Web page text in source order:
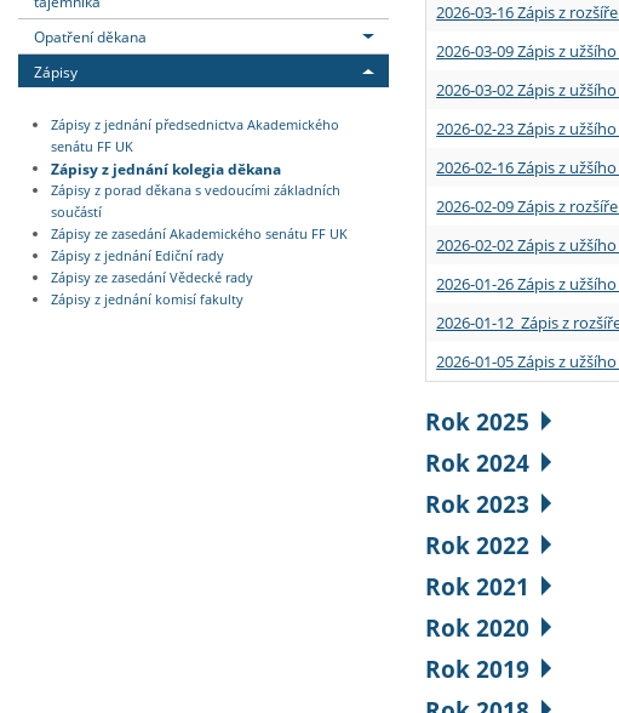
Opatření děkana
Zápisy
Zápisy z jednání předsednictva Akademického
senátu FF UK
Zápisy z jednání kolegia děkana
Zápisy z porad děkana s vedoucími základních
součástí
Zápisy ze zasedání Akademického senátu FF UK
Zápisy z jednání Ediční rady
Zápisy ze zasedání Vědecké rady
Zápisy z jednání komisí fakulty
2026-03-16 Zápis z
2026-03-09 Zápis z
2026-03-02 Zápis z
2026-02-23 Zápis z
2026-02-16 Zápis z
2026-02-09 Zápis z
2026-02-02 Zápis z
2026-01-26 Zápis z
2026-01-12 Zápis z
2026-01-05 Zápis z
Rok 2025
Rok 2024
Rok 2023
Rok 2022
Rok 2021
Rok 2020
Rok 2019